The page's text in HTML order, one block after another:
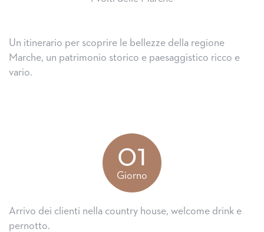
Un itinerario per scoprire le bellezze della regione
Marche, un patrimonio storico e paesaggistico ricco e
vario.
01
Giorno
Arrivo dei clienti nella country house, welcome drink e
pernotto.